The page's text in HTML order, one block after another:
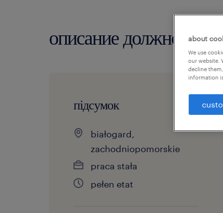
описание должности
підсумок
białogard,
zachodniopomorskie
praca stała
pełen etat
about
We use
our website.
decline
information